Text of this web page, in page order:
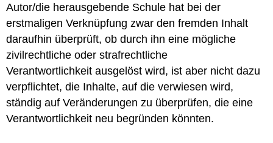
Autor/die herausgebende Schule hat bei der
erstmaligen Verknüpfung zwar den fremden Inhalt
daraufhin überprüft, ob durch ihn eine mögliche
zivilrechtliche oder strafrechtliche
Verantwortlichkeit ausgelöst wird, ist aber nicht dazu
verpflichtet, die Inhalte, auf die verwiesen wird,
ständig auf Veränderungen zu überprüfen, die eine
Verantwortlichkeit neu begründen könnten.